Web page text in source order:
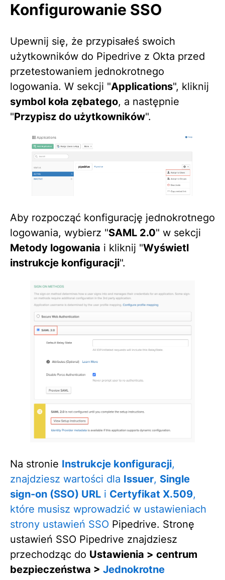
Konfigurowanie SSO
Upewnij się, że przypisałeś swoich
użytkowników do Pipedrive z Okta przed
przetestowaniem jednokrotnego
logowania. W sekcji "Applications", kliknij
symbol koła zębatego, a następnie
"Przypisz do użytkowników".
Aby rozpocząć konfigurację jednokrotnego
logowania, wybierz "SAML 2.0" w sekcji
Metody logowania i kliknij "Wyświetl
instrukcje konfiguracji".
Na stronie Instrukcje konfiguracji,
znajdziesz wartości dla Issuer, Single
sign-on (SSO) URL i Certyfikat X.509,
które musisz wprowadzić w ustawieniach
strony ustawień SSO Pipedrive. Stronę
ustawień SSO Pipedrive znajdziesz
przechodząc do Ustawienia > centrum
bezpieczeństwa > Jednokrotne